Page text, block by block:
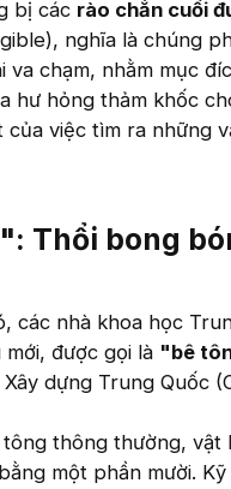
bị các rào chắn cuối
nghĩa là chúng
va chạm, nhằm mục
hư hỏng thảm khốc
việc tìm ra những
Thổi bong
các nhà khoa học
được gọi là "bê
dựng Trung Quốc
thông thường,
một phần mười.